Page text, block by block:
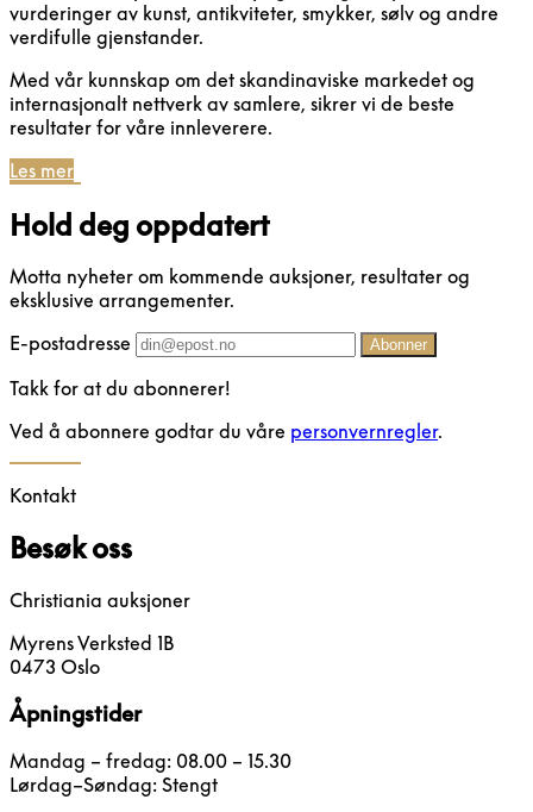
vurderinger av kunst, antikviteter, smykker, sølv og andre
verdifulle gjenstander.
Med vår kunnskap om det skandinaviske markedet og
internasjonalt nettverk av samlere, sikrer vi de beste
resultater for våre innleverere.
Les mer
Hold deg oppdatert
Motta nyheter om kommende auksjoner, resultater og
eksklusive arrangementer.
E-postadresse
Abonner
Takk for at du abonnerer!
Ved å abonnere godtar du våre personvernregler.
Kontakt
Besøk oss
Christiania auksjoner
Myrens Verksted 1B
0473 Oslo
Åpningstider
Mandag – fredag: 08.00 – 15.30
Lørdag–Søndag: Stengt